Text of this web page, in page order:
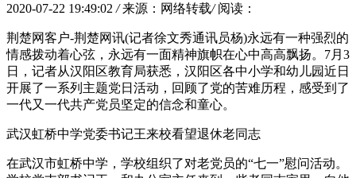
2020-07-22 19:49:02 / 来源：网络转载/ 阅读：
荆楚网客户-荆楚网讯(记者徐文秀通讯员杨)永远有一种强烈的
情感拨动着心弦，永远有一面精神旗帜在心中高高飘扬。7月3
日，记者从汉阳区教育局获悉，汉阳区各中小学和幼儿园近日
开展了一系列主题党日活动，回顾了党的苦难历程，感受到了
一代又一代共产党员坚定的信念和童心。
武汉虹桥中学党委书记王来校看望退休老同志
在武汉市虹桥中学，学校组织了对老党员的“七一”慰问活动。